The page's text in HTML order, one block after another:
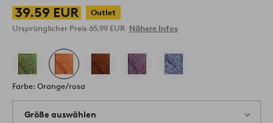
39.59 EUR
Outlet
Ursprünglicher Preis 65.99 EUR Nähere Infos
Farbe: Orange/rosa
Größe auswählen